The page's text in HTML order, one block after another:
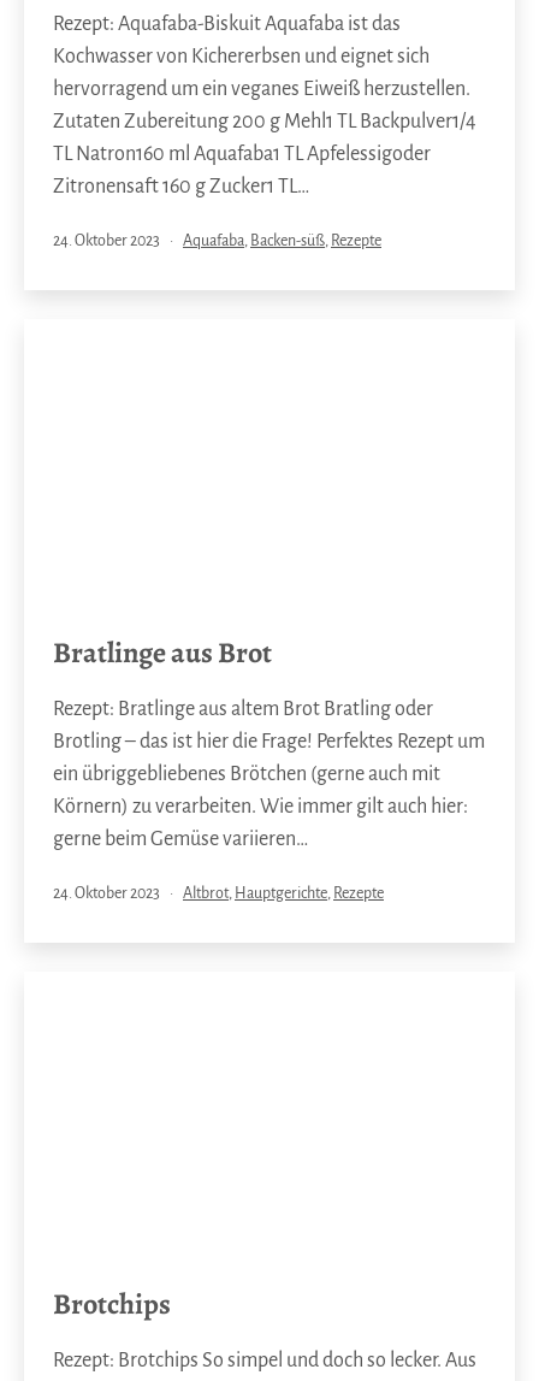
Rezept: Aquafaba-Biskuit Aquafaba ist das
Kochwasser von Kichererbsen und eignet sich
hervorragend um ein veganes Eiweiß herzustellen.
Zutaten Zubereitung 200 g Mehl1 TL Backpulver1/4
TL Natron160 ml Aquafaba1 TL Apfelessigoder
Zitronensaft 160 g Zucker1 TL…
Veröffentlicht
24. Oktober 2023
Kategorisiert
Aquafaba, Backen-süß, Rezepte
Bratlinge aus Brot
Rezept: Bratlinge aus altem Brot Bratling oder
Brotling – das ist hier die Frage! Perfektes Rezept um
ein übriggebliebenes Brötchen (gerne auch mit
Körnern) zu verarbeiten. Wie immer gilt auch hier:
gerne beim Gemüse variieren…
Veröffentlicht
24. Oktober 2023
Kategorisiert
Altbrot, Hauptgerichte, Rezepte
Brotchips
Rezept: Brotchips So simpel und doch so lecker. Aus